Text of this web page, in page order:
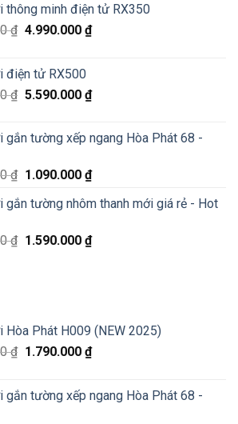
Đống
Đa
Đông
–
Siêu
chỉ
200K
thông minh điện tử RX350
₫ 4.990.000 ₫
điện tử RX500
₫ 5.590.000 ₫
gắn tường xếp ngang Hòa Phát 68 -
₫ 1.090.000 ₫
gắn tường nhôm thanh mới giá rẻ - Hot
₫ 1.590.000 ₫
Hòa Phát H009 (NEW 2025)
₫ 1.790.000 ₫
gắn tường xếp ngang Hòa Phát 68 -